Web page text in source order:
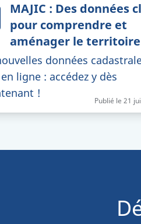
MAJIC : Des données
pour comprendre et
aménager le territoire
données
ligne : accédez y dès
!
Publié le 21